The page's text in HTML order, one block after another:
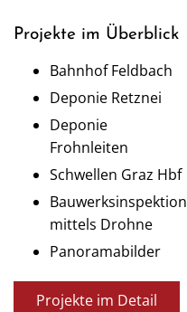
Projekte im Überblick
Bahnhof Feldbach
Deponie Retznei
Deponie
Frohnleiten
Schwellen Graz Hbf
Bauwerksinspektion
mittels Drohne
Panoramabilder
Projekte im Detail